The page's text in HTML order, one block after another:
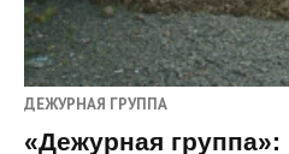
ДЕЖУРНАЯ ГРУППА
«Дежурная